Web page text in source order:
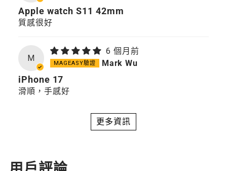
Apple watch S11 42mm
質感很好
M
6 個月前
Mark Wu
iPhone 17
滑順，手感好
更多資訊